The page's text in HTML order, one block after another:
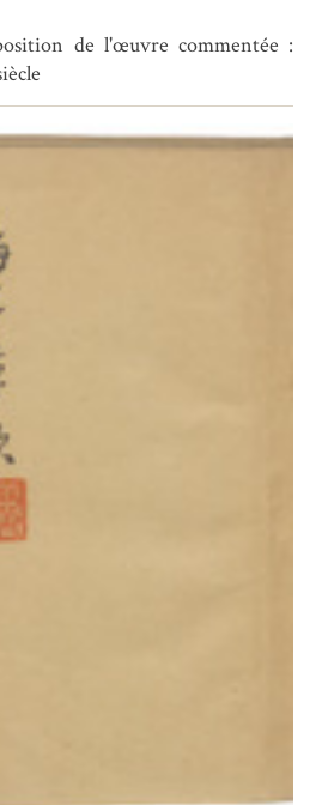
de l'œuvre commentée :